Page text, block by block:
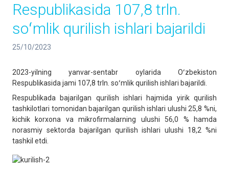
Respublikasida 107,8 trln.
soʻmlik qurilish ishlari bajarildi
25/10/2023
2023-yilning yanvar-sentabr oylarida Oʻzbekiston
Respublikasida jami 107,8 trln. soʻmlik qurilish ishlari bajarildi.
Respublikada bajarilgan qurilish ishlari hajmida yirik qurilish
tashkilotlari tomonidan bajarilgan qurilish ishlari ulushi 25,8 %ni,
kichik korxona va mikrofirmalarning ulushi 56,0 % hamda
norasmiy sektorda bajarilgan qurilish ishlari ulushi 18,2 %ni
tashkil etdi.